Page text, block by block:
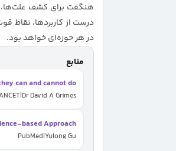
هنگفت برای کشف علت‌ها،
درست از کاربردها،
در هر حوزه‌ای خواهد بود.
منابع
can and cannot do
Dr David A Grimes
|
based Approach
Yulong Gu
|
PubMed